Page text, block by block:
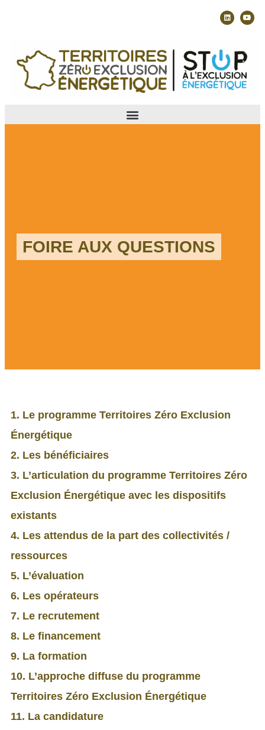
FOIRE AUX QUESTIONS
1. Le programme Territoires Zéro Exclusion
Énergétique
2. Les bénéficiaires
3. L’articulation du programme Territoires Zéro
Exclusion Énergétique avec les dispositifs
existants
4. Les attendus de la part des collectivités /
ressources
5. L’évaluation
6. Les opérateurs
7. Le recrutement
8. Le financement
9. La formation
10. L’approche diffuse du programme
Territoires Zéro Exclusion Énergétique
11. La candidature